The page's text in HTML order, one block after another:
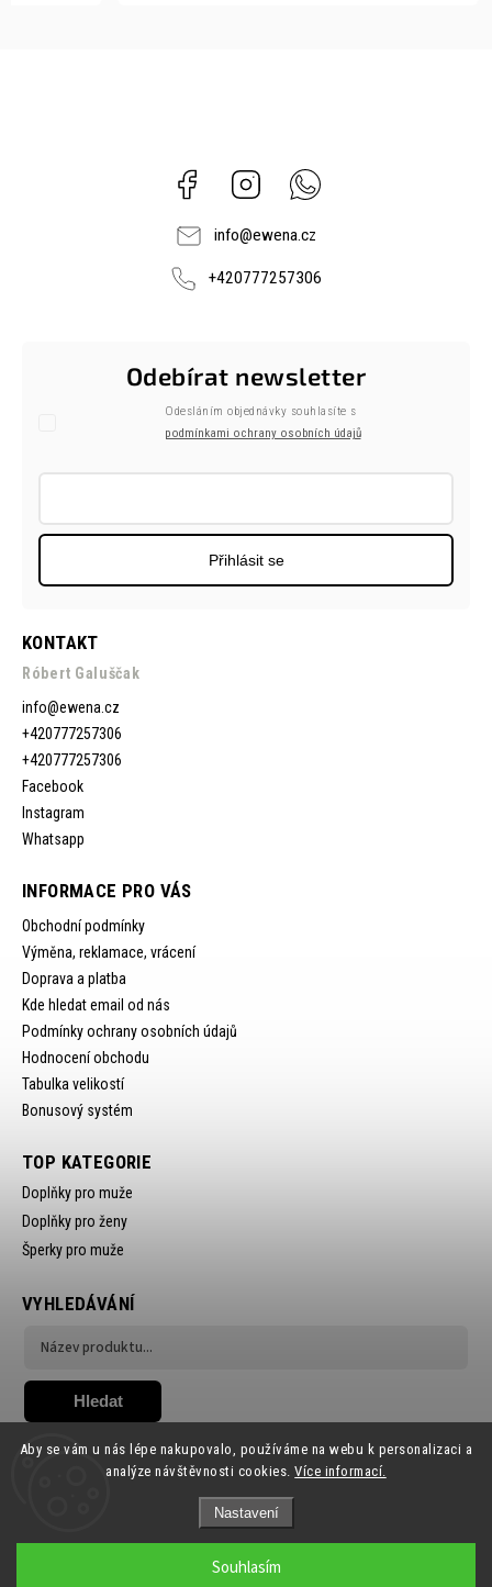
Aby se vám u nás lépe nakupovalo, používáme na webu k personalizaci a
analýze návštěvnosti cookies.Více informací.
Nastavení
Souhlasím
Facebook Instagram
info@ewena.cz
+420777257306
KONTAKT
Róbert Galuščak
info@ewena.cz
+420777257306
+420777257306
Facebook
Instagram
Whatsapp
INFORMACE PRO VÁS
Obchodní podmínky
Výměna, reklamace, vrácení
Doprava a platba
Kde hledat email od nás
Podmínky ochrany osobních údajů
Hodnocení obchodu
Tabulka velikostí
Bonusový systém
Odebírat newsletter
Odesláním objednávky souhlasíte s
podmínkami ochrany osobních údajů
Přihlásit se
TOP KATEGORIE
Doplňky pro muže
Doplňky pro ženy
Šperky pro muže
VYHLEDÁVÁNÍ
Hledat
Ewena.CZ. Všechna práva vyhrazena.